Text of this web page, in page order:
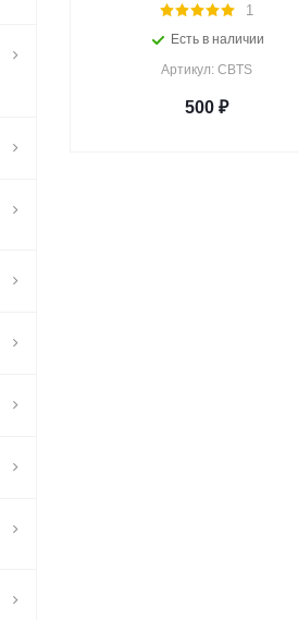
1
Есть в наличии
Артикул: CBTS
500₽